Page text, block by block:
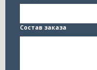
Состав заказа